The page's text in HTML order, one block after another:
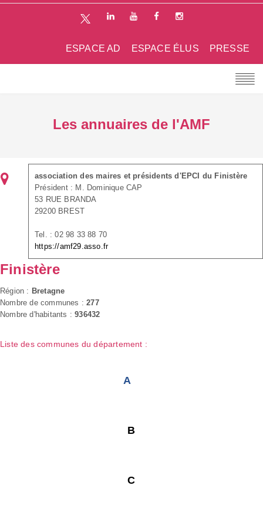
PRESSE
ESPACE ÉLUS
ESPACE AD
Les annuaires de l'AMF
association des maires et présidents d'EPCI du Finistère
Président : M. Dominique CAP
53 RUE BRANDA
29200 BREST
Tel. : 02 98 33 88 70
https://amf29.asso.fr
Finistère
Région : Bretagne
Nombre de communes :277
Nombre d'habitants :936432
Liste des communes du département :
A
B
C